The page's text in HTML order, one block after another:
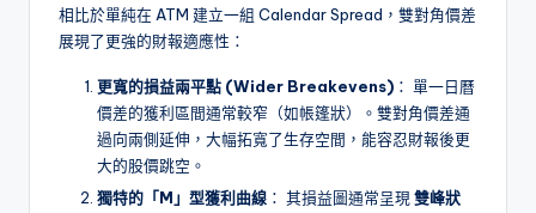
相比於單純在 ATM 建立一組 Calendar Spread，雙對角價差
展現了更強的財報適應性：
更寬的損益兩平點 (Wider Breakevens) ： 單一日曆
價差的獲利區間通常較窄（如帳篷狀）。雙對角價差通
過向兩側延伸，大幅拓寬了生存空間，能容忍財報後更
大的股價跳空。
獨特的「M」型獲利曲線 ： 其損益圖通常呈現雙峰狀